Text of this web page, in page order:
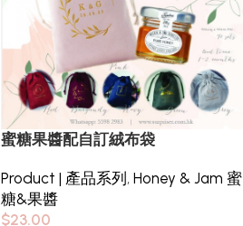
蜜糖果醬配自訂絨布袋
Product | 產品系列 , Honey & Jam 蜜
糖&果醬
$23.00